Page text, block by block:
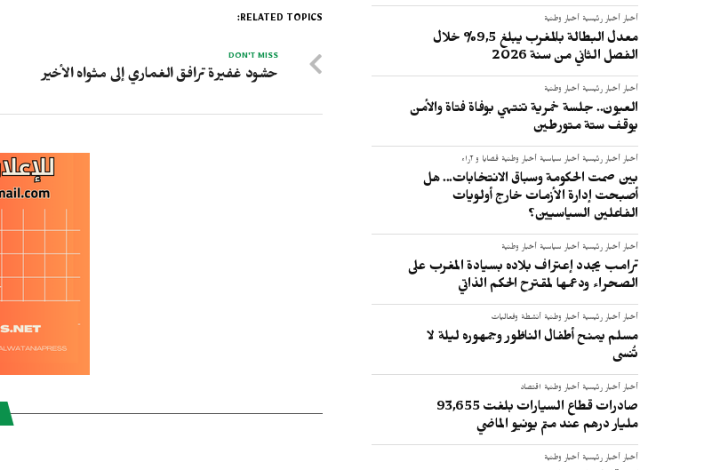
أخبار أخبار رئيسية أخبار وطنية
معدل البطالة بالمغرب يبلغ 9,5% خلال
الفصل الثاني من سنة 2026
أخبار أخبار رئيسية أخبار وطنية
العيون.. جلسة خمرية تنتهي بوفاة فتاة والأمن
يوقف ستة متورطين
أخبار أخبار رئيسية أخبار سياسية أخبار وطنية قضايا و آراء
بين صمت الحكومة وسباق الانتخابات... هل
أصبحت إدارة الأزمات خارج أولويات
الفاعلين السياسيين؟
أخبار أخبار رئيسية أخبار سياسية أخبار وطنية
ترامب يجدد إعتراف بلاده بسيادة المغرب على
الصحراء ودعمها لمقترح الحكم الذاتي
أخبار أخبار رئيسية أخبار وطنية أنشطة وفعاليات
مسلم يمنح أطفال الناظور وجمهوره ليلة لا
تُنسى
أخبار أخبار رئيسية أخبار وطنية اقتصاد
صادرات قطاع السيارات بلغت 93,655
مليار درهم عند متم يونيو الماضي
أخبار أخبار رئيسية أخبار وطنية
RELATED TOPICS:
DON'T MISS
حشود غفيرة ترافق الغماري إلى مثواه الأخير